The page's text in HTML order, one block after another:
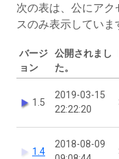
次の表は、公にア
スのみ表示していま
バージ
ョン
公開されまし
た。
1.5
2019-03-15
22:22:20
1.4
2018-08-09